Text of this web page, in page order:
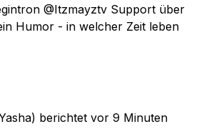
@Itzmayztv Support über
Humor - in welcher Zeit leben
berichtet vor 9 Minuten